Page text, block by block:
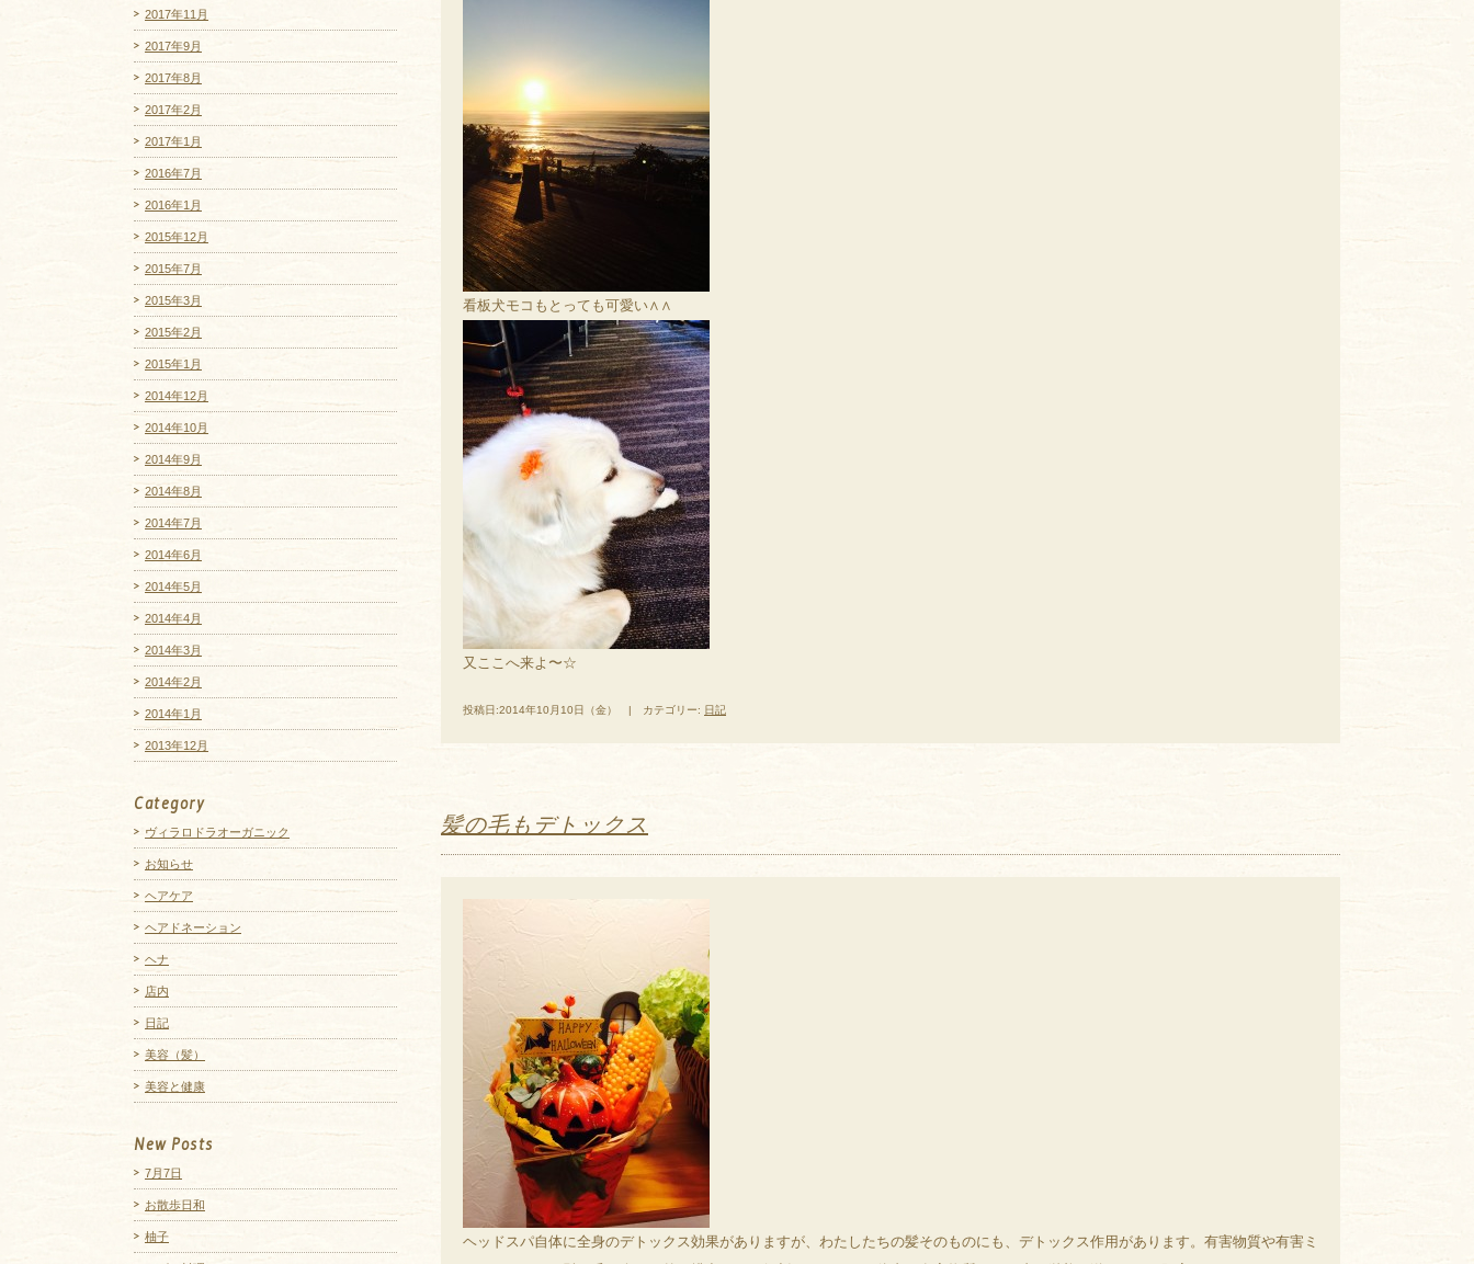
2017年11月
2017年9月
2017年8月
2017年2月
2017年1月
2016年7月
2016年1月
2015年12月
2015年7月
2015年3月
2015年2月
2015年1月
2014年12月
2014年10月
2014年9月
2014年8月
2014年7月
2014年6月
2014年5月
2014年4月
2014年3月
2014年2月
2014年1月
2013年12月
Category
ヴィラロドラオーガニック
お知らせ
ヘアケア
ヘアドネーション
ヘナ
店内
日記
美容（髪）
美容と健康
New Posts
7月7日
お散歩日和
柚子
看板犬モコもとっても可愛い∧∧
又ここへ来よ〜☆
投稿日:2014年10月10日（金） | カテゴリー: 日記
髪の毛もデトックス
ヘッドスパ自体に全身のデトックス効果がありますが、わたしたちの髪そのものにも、デトックス作用があります。有害物質や有害ミ